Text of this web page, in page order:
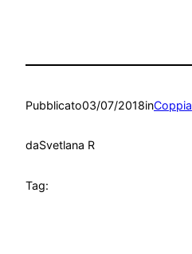
Pubblicato03/07/2018inCoppia
daSvetlana R
Tag: